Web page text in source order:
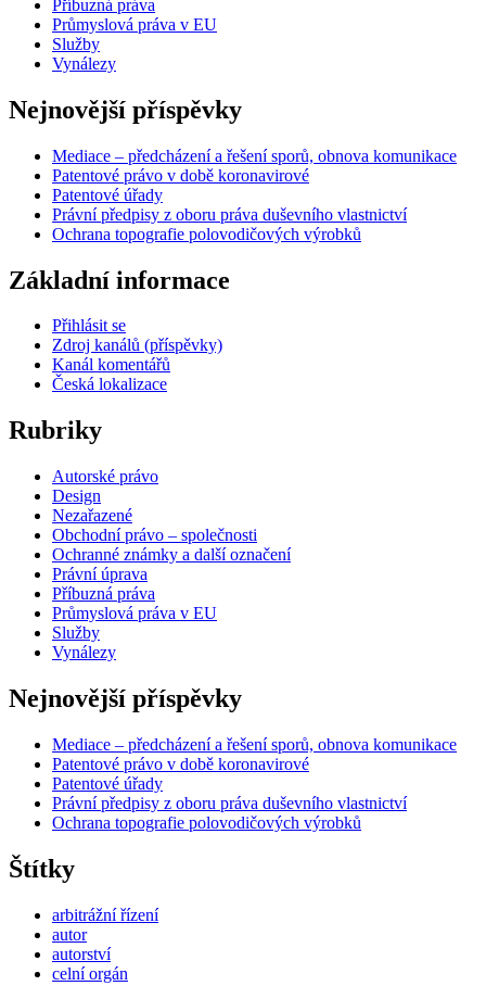
Příbuzná práva
Průmyslová práva v EU
Služby
Vynálezy
Nejnovější příspěvky
Mediace – předcházení a řešení sporů, obnova komunikace
Patentové právo v době koronavirové
Patentové úřady
Právní předpisy z oboru práva duševního vlastnictví
Ochrana topografie polovodičových výrobků
Základní informace
Přihlásit se
Zdroj kanálů (příspěvky)
Kanál komentářů
Česká lokalizace
Rubriky
Autorské právo
Design
Nezařazené
Obchodní právo – společnosti
Ochranné známky a další označení
Právní úprava
Příbuzná práva
Průmyslová práva v EU
Služby
Vynálezy
Nejnovější příspěvky
Mediace – předcházení a řešení sporů, obnova komunikace
Patentové právo v době koronavirové
Patentové úřady
Právní předpisy z oboru práva duševního vlastnictví
Ochrana topografie polovodičových výrobků
Štítky
arbitrážní řízení
autor
autorství
celní orgán